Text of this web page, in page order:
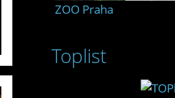
ZOO Praha
Toplist